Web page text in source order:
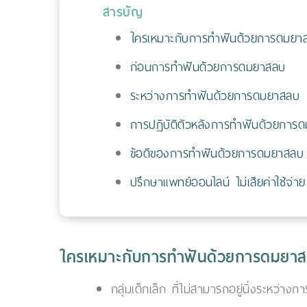
สารบัญ
ใครเหมาะกับการทำฟันด้วยการดมย
ก่อนการทำฟันด้วยการดมยาสลบ
ระหว่างการทำฟันด้วยการดมยาสลบ
การปฏิบัติตัวหลังการทำฟันด้วยการ
ข้อดีของการทำฟันด้วยการดมยาสลบ
ปรึกษาแพทย์ออนไลน์ ไม่เสียค่าใช้จ่าย
ใครเหมาะกับการทำฟันด้วยการดมยา
กลุ่มเด็กเล็ก ที่ไม่สามารถอยู่นิ่งระหว่างก